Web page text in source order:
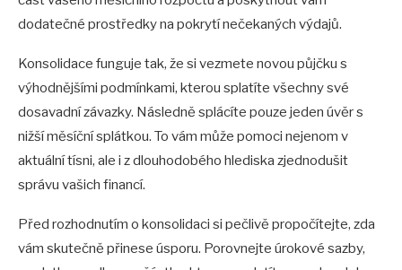
dodatečné prostředky na pokrytí nečekaných výdajů.
Konsolidace funguje tak, že si vezmete novou půjčku s
výhodnějšími podmínkami, kterou splatíte všechny své
dosavadní závazky. Následně splácíte pouze jeden úvěr s
nižší měsíční splátkou. To vám může pomoci nejenom v
aktuální tísni, ale i z dlouhodobého hlediska zjednodušit
správu vašich financí.
Před rozhodnutím o konsolidaci si pečlivě propočítejte, zda
vám skutečně přinese úsporu. Porovnejte úrokové sazby,